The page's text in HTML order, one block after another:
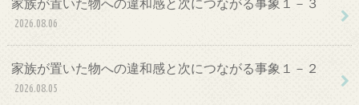
2026.08.06
家族が置いた物への違和感と次につながる事象１－２
2026.08.05